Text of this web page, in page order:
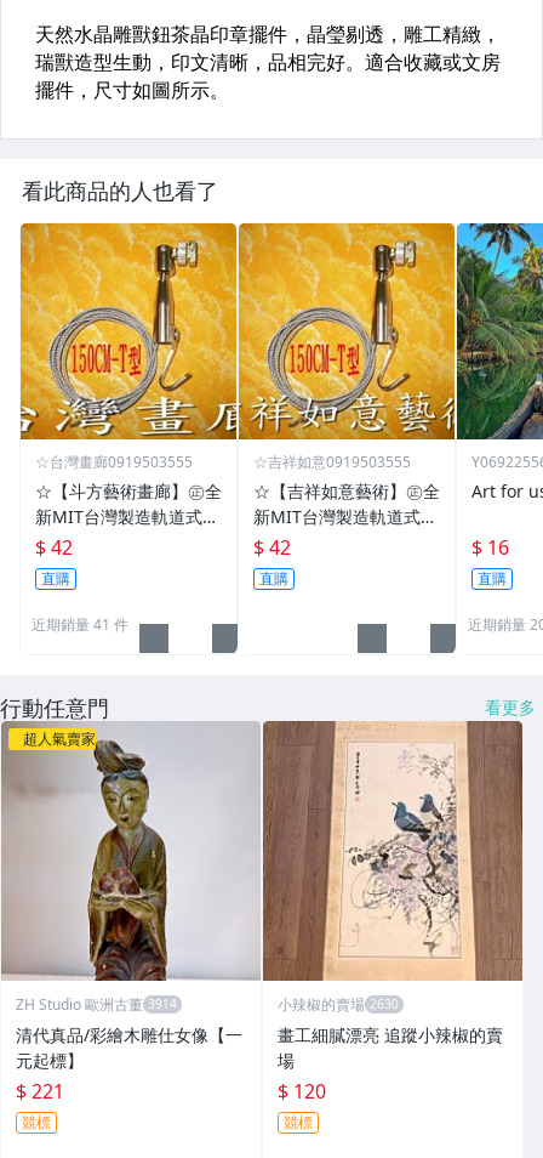
看此商品的人也看了
☆台灣畫廊0919503555
☆【斗方藝術畫廊】㊣全
新MIT台灣製造軌道式掛
勾/掛鉤/掛鈎/掛圖器/掛
畫器專賣店(T型150公分)
gold246
$ 42
直購
近期銷量 41 件
☆吉祥如意0919503555
☆【吉祥如意藝術】㊣全
新MIT台灣製造軌道式掛
勾/掛鉤/掛鈎/掛圖器/掛
畫器專賣店(T型150公分)
ylc1312
$ 42
直購
Art for
$ 16
直購
近期銷量
行動任意門 看更多
超人氣賣家
ZH Studio 歐洲古董
清代真品/彩繪木雕仕女像【一
元起標】
$ 221
競標
小辣椒的賣場
畫工細膩漂亮 追蹤小辣椒的賣
場
$ 120
競標